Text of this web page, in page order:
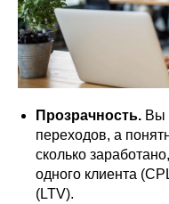
Прозрачность. Вы
переходов, а
сколько
одного клиента
(LTV).